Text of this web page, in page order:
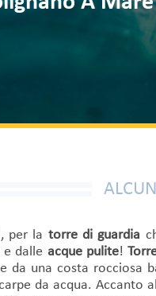
per la torre di guardia
e dalle acque pulite!
una costa rocciosa
da acqua. Accanto